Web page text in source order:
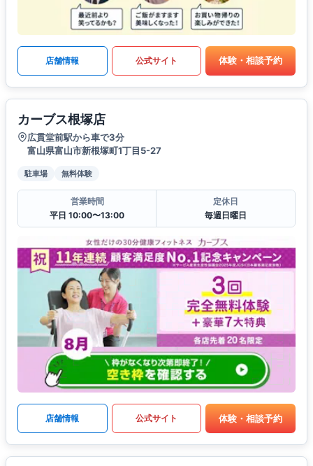
店舗情報 公式サイト 体験・相談予約
カーブス根塚店
広貫堂前駅から車で3分
富山県富山市新根塚町1丁目5-27
駐車場 無料体験
営業時間
平日 10:00〜13:00
定休日
毎週日曜日
店舗情報 公式サイト 体験・相談予約